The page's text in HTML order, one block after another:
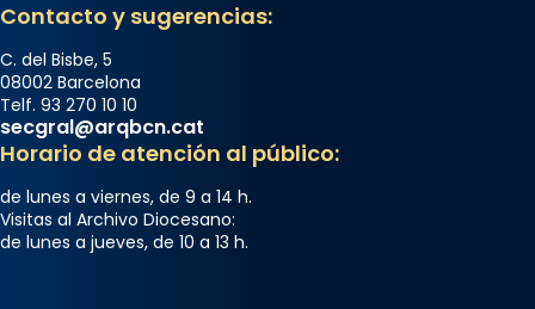
Contacto y sugerencias:
C. del Bisbe, 5
08002 Barcelona
Telf. 93 270 10 10
secgral@arqbcn.cat
Horario de atención al público:
de lunes a viernes, de 9 a 14 h.
Visitas al Archivo Diocesano:
de lunes a jueves, de 10 a 13 h.